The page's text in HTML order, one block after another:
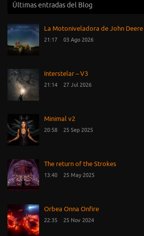
Últimas entradas del Blog
La Motoniveladora de John Deere
21:17 03 Ago 2026
Interstelar – V3
21:14 27 Jul 2026
Minimal v2
20:58 25 Sep 2025
The return of the Strokes
13:40 25 May 2025
Orbea Onna Onfire
22:35 25 Nov 2024